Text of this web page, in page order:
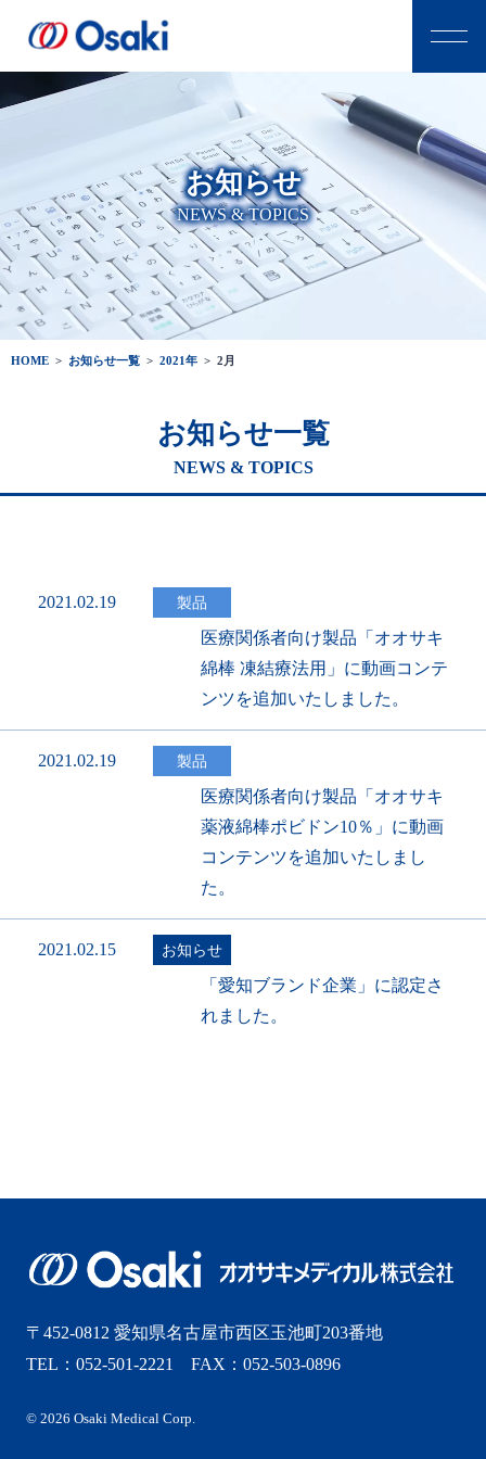
お知らせ
NEWS & TOPICS
HOME > お知らせ一覧 > 2021年 > 2月
お知らせ一覧
NEWS & TOPICS
2021.02.19 製品
医療関係者向け製品「オオサキ
綿棒 凍結療法用」に動画コンテ
ンツを追加いたしました。
2021.02.19 製品
医療関係者向け製品「オオサキ
薬液綿棒ポビドン10％」に動画
コンテンツを追加いたしまし
た。
2021.02.15 お知らせ
「愛知ブランド企業」に認定さ
れました。
〒452-0812 愛知県名古屋市西区玉池町203番地
TEL：052-501-2221 FAX：052-503-0896
© 2026 Osaki Medical Corp.